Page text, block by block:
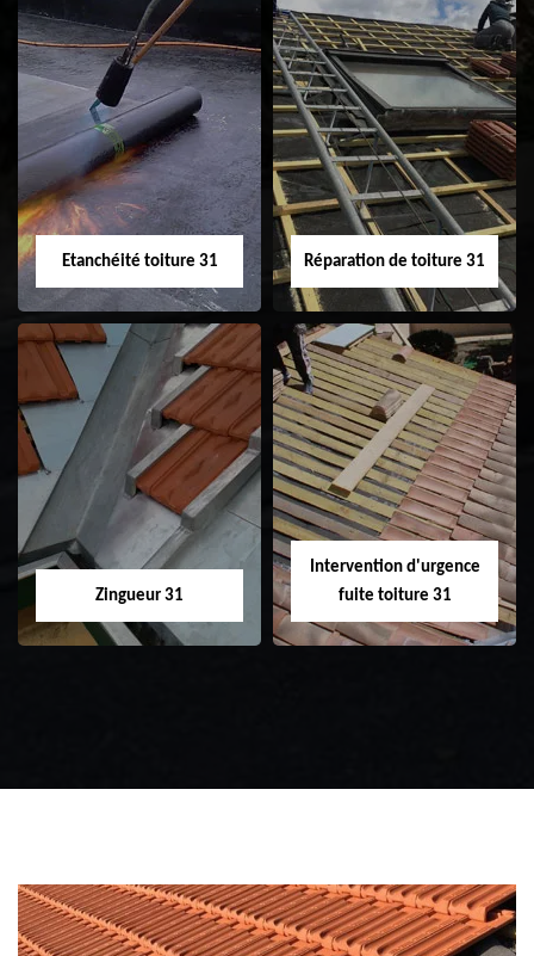
Peinture sur tuile
31
Nettoyage
demoussage de
toiture 31
Etanchéité toiture 31
Etanchéité toiture
31
Réparation de toiture 31
Réparation de
toiture 31
Zingueur 31
Intervention d'urgence
fuite toiture 31